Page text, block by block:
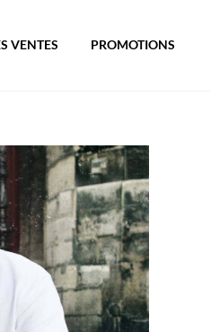
VENTES PROMOTIONS